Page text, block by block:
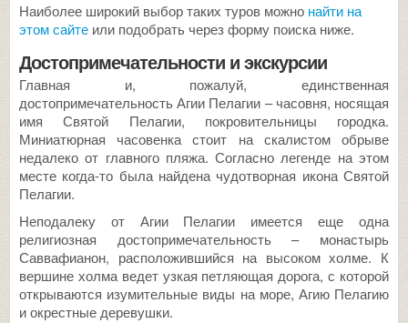
Наиболее широкий выбор таких туров можно найти на
этом сайте или подобрать через форму поиска ниже.
Достопримечательности и экскурсии
Главная и, пожалуй, единственная
достопримечательность Агии Пелагии – часовня, носящая
имя Святой Пелагии, покровительницы городка.
Миниатюрная часовенка стоит на скалистом обрыве
недалеко от главного пляжа. Согласно легенде на этом
месте когда-то была найдена чудотворная икона Святой
Пелагии.
Неподалеку от Агии Пелагии имеется еще одна
религиозная достопримечательность – монастырь
Саввафианон, расположившийся на высоком холме. К
вершине холма ведет узкая петляющая дорога, с которой
открываются изумительные виды на море, Агию Пелагию
и окрестные деревушки.